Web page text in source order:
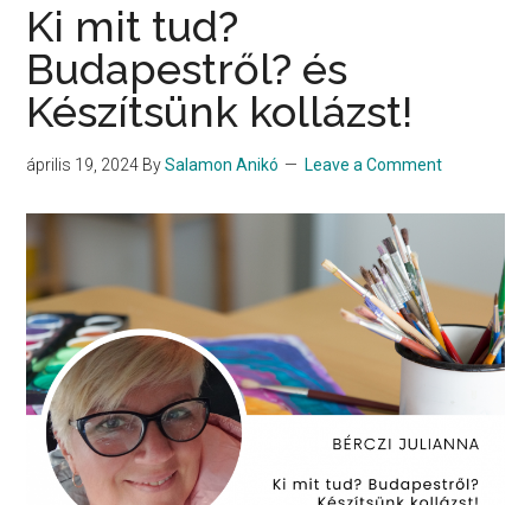
Ki mit tud?
Budapestről? és
Készítsünk kollázst!
április 19, 2024 BySalamon Anikó Leave a Comment